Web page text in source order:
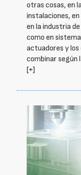
otras cosas, en
instalaciones,
en la industria
como en
actuadores y
combinar según
[+]